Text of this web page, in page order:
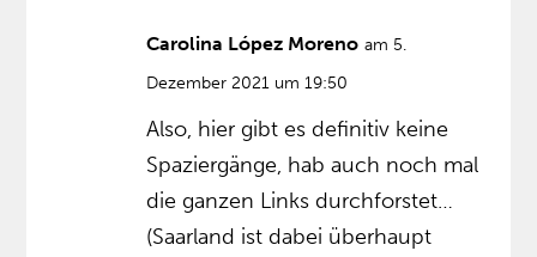
Carolina López Moreno am 5.
Dezember 2021 um 19:50
Also, hier gibt es definitiv keine
Spaziergänge, hab auch noch mal
die ganzen Links durchforstet…
(Saarland ist dabei überhaupt